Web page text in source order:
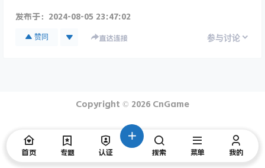
发布于： 2024-08-05 23:47:02
赞同 直达连接 参与讨论
Copyright © 2026 CnGame
首页 专题 认证 搜索 菜单 我的